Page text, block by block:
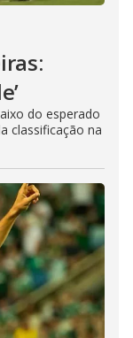
do esperado
classificação na